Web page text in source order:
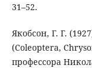
31–52.
Якобсон, Г. Г.
(Coleoptera,
профессора